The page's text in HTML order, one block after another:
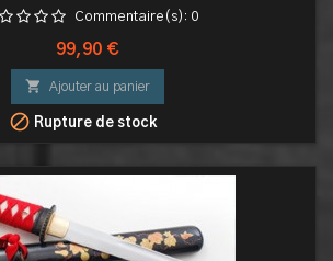
Commentaire(s): 0
Prix
99,90 €
 Ajouter au panier
 Rupture de stock